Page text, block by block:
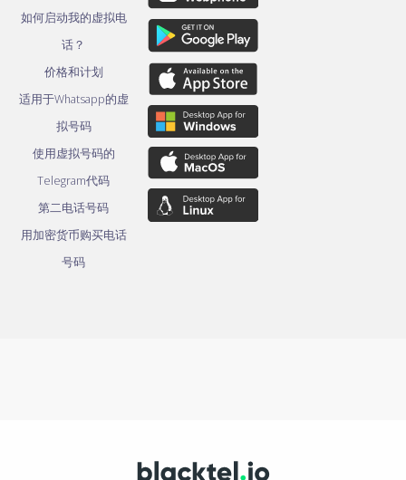
如何启动我的虚拟电
话？
价格和计划
适用于Whatsapp的虚
拟号码
使用虚拟号码的
Telegram代码
第二电话号码
用加密货币购买电话
号码